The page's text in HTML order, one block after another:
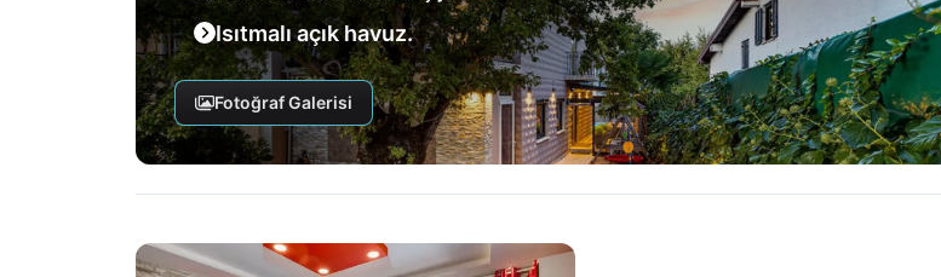
Isıtmalı açık havuz.
Fotoğraf Galerisi